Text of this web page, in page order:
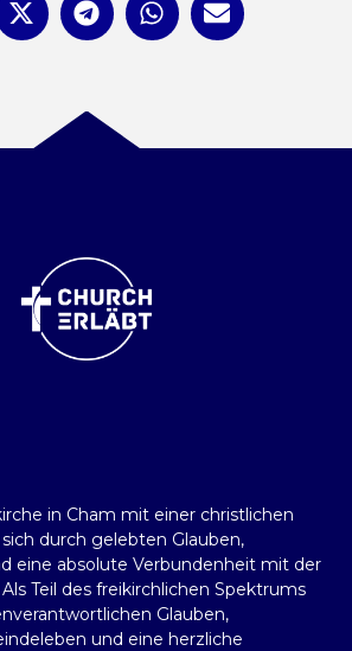
in Cham mit einer christlichen
durch gelebten Glauben,
eine absolute Verbundenheit mit der
Teil des freikirchlichen Spektrums
Glauben,
und eine herzliche